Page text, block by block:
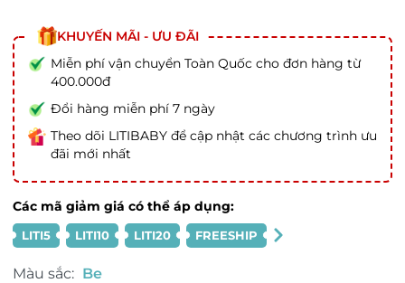
KHUYẾN MÃI - ƯU ĐÃI
Miễn phí vận chuyển Toàn Quốc cho đơn hàng từ
400.000đ
Đổi hàng miễn phí 7 ngày
Theo dõi LITIBABY để cập nhật các chương trình ưu
đãi mới nhất
Các mã giảm giá có thể áp dụng:
LITI5 LITI10 LITI20 FREESHIP
Màu sắc: Be